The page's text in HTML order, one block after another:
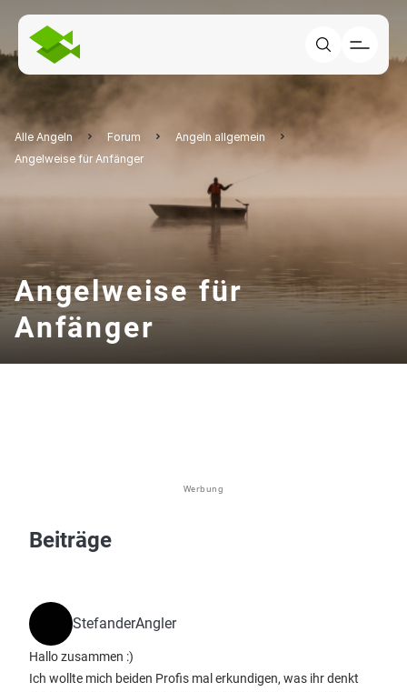
Alle Angeln Forum
Angeln allgemein
Angelweise für Anfänger
Angelweise für
Anfänger
Werbung
Beiträge
StefanderAngler
Hallo zusammen :)
Ich wollte mich beiden Profis mal erkundigen, was ihr denkt